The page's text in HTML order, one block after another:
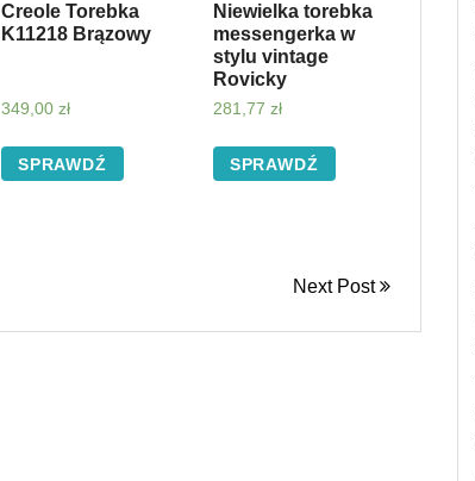
Creole Torebka
K11218 Brązowy
349,00 zł
SPRAWDŹ
Niewielka torebka
messengerka w
stylu vintage
Rovicky
281,77 zł
SPRAWDŹ
Next Post